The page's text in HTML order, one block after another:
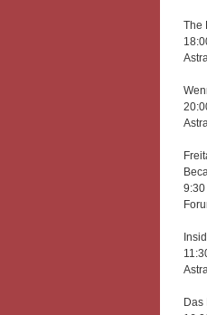
The
Das